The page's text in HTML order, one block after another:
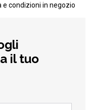
e condizioni in negozio
il tuo